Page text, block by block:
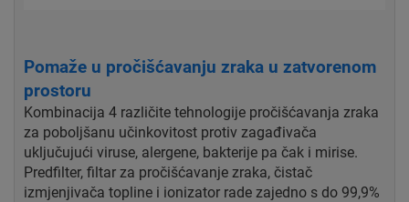
Pomaže u pročišćavanju zraka u zatvorenom
prostoru
Kombinacija 4 različite tehnologije pročišćavanja zraka
za poboljšanu učinkovitost protiv zagađivača
uključujući viruse, alergene, bakterije pa čak i mirise.
Predfilter, filtar za pročišćavanje zraka, čistač
izmjenjivača topline i ionizator rade zajedno s do 99,9%